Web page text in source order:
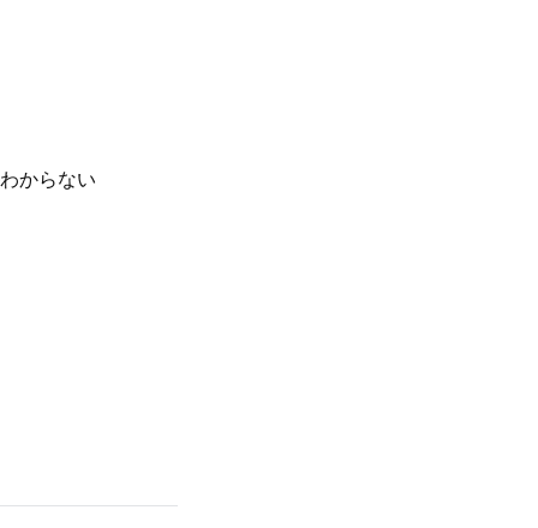
からない